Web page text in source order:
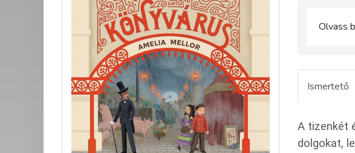
Olvass
Ismertető
A tizenkét
dolgokat,